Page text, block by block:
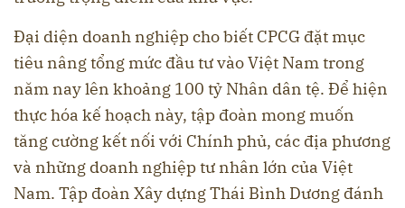
Đại diện doanh nghiệp cho biết CPCG đặt mục
tiêu nâng tổng mức đầu tư vào Việt Nam trong
năm nay lên khoảng 100 tỷ Nhân dân tệ. Để hiện
thực hóa kế hoạch này, tập đoàn mong muốn
tăng cường kết nối với Chính phủ, các địa phương
và những doanh nghiệp tư nhân lớn của Việt
Nam. Tập đoàn Xây dựng Thái Bình Dương đánh